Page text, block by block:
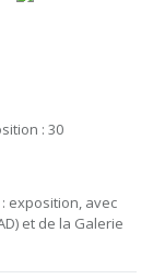
: 30
exposition, avec
et de la Galerie